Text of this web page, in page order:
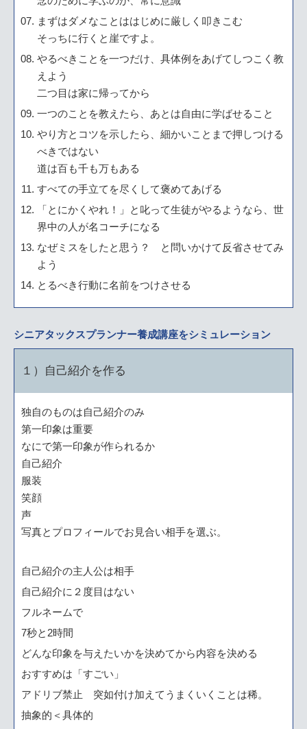
まずはダメなことははじめに厳しく叩きこむ
そっちに行くと崖ですよ。
やるべきことを一つだけ、具体例をあげてしつこく教
えよう
二つ目は家に帰ってから
一つのことを教えたら、あとは自由に学ばせること
やり方とコツを示したら、細かいことまで押しつける
べきではない
道は百も千も万もある
すべての手立てを尽くして褒めてあげる
「とにかくやれ！」と叱って生徒がやるようなら、世
界中の人が名コーチになる
なぜミスをしたと思う？ と問いかけて反省させてみ
よう
とるべき行動に名前をつけさせる
シニアタックスプランナー養成講座をシミュレーション
１）自己紹介を作る
独自のものは自己紹介のみ
第一印象は重要
なにで第一印象が作られるか
自己紹介
服装
笑顔
声
写真とプロフィールでお見合い相手を選ぶ。
自己紹介の主人公は相手
自己紹介に２度目はない
フルネームで
7秒と2時間
どんな印象を与えたいかを決めてから内容を決める
おすすめは「すごい」
アドリブ禁止 突如付け加えてうまくいくことは稀。
抽象的＜具体的